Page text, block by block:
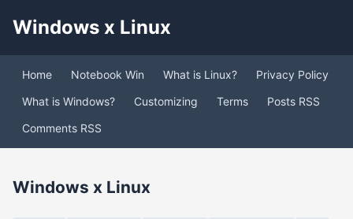
Windows x Linux
Home Notebook Win What is Linux?
Privacy Policy
What is Windows?
Customizing Terms
Posts RSS
Comments RSS
Windows x Linux